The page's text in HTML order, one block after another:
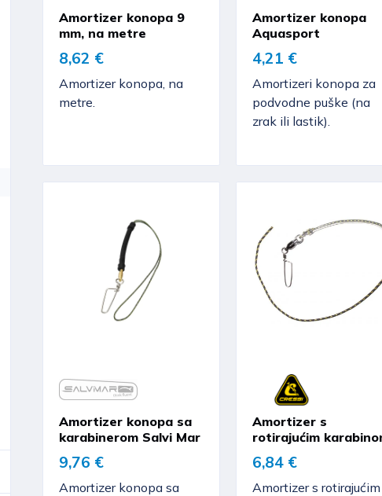
Amortizer konopa 9
mm, na metre
8,62 €
Amortizer konopa, na
metre.
Amortizer konopa
Aquasport
4,21 €
Amortizeri konopa za
podvodne puške (na
zrak ili lastik).
Amortizer konopa sa
karabinerom Salvi Mar
9,76 €
Amortizer konopa sa
Amortizer s
rotirajućim
6,84 €
Amortizer s rotirajućim